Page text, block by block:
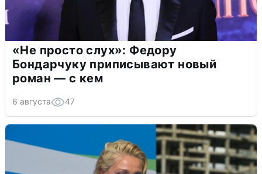
«Не просто слух»: Федору
Бондарчуку приписывают новый
роман — с кем
6 августа 47